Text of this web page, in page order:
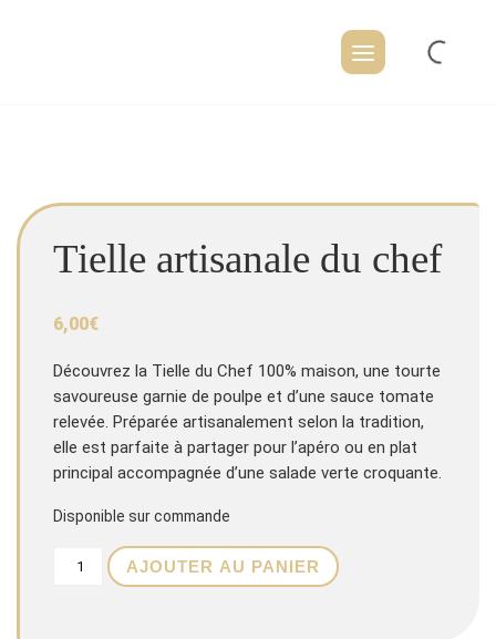
Tielle artisanale du chef
6,00€
Découvrez la Tielle du Chef 100% maison, une tourte
savoureuse garnie de poulpe et d’une sauce tomate
relevée. Préparée artisanalement selon la tradition,
elle est parfaite à partager pour l’apéro ou en plat
principal accompagnée d’une salade verte croquante.
Disponible sur commande
quantité de Tielle artisanale du chef
AJOUTER AU PANIER